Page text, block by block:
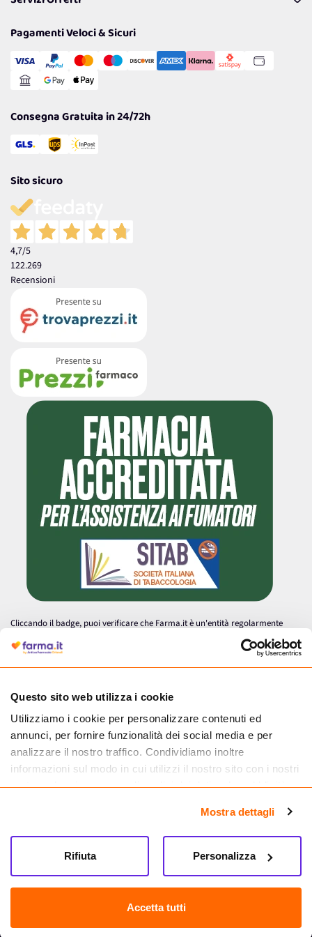
Questo sito web utilizza i cookie
Utilizziamo i cookie per personalizzare contenuti ed
annunci, per fornire funzionalità dei social media e per
analizzare il nostro traffico. Condividiamo inoltre
informazioni sul modo in cui utilizzi il nostro sito con i nostri
partner che si occupano di analisi dei dati web, pubblicità e
informazioni che hai fornito loro o che hanno raccolto dal
tuo utilizzo dei loro servizi.
Mostra dettagli
Accetta tutti
Personalizza
Rifiuta
Politiche per la parità di genere
Cookie Policy
Gestisci Cookie
Reso Facile e Veloce
Pagamenti Veloci & Sicuri
Consegna Gratuita in 24/72h
Sito sicuro
4,7/5
122.269
Recensioni
Cliccando il badge, puoi verificare che Farma.it è un'entità regolarmente
autorizzata dal Ministero della Salute a effettuare la vendita online di
medicinali.
Farma.it S.a.s. P. IVA 07417261216 REA: NA-884088
CREDITS
Sede legale Via delle Repubbliche Marinare 128, 80147 Napoli